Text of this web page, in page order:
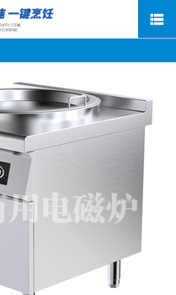
关于沁鑫
新闻资讯
产品中心
售后服务
荣誉客户
联系我们